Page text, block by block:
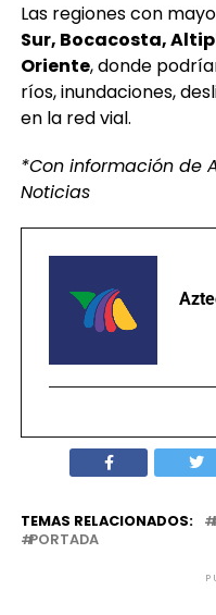
Las regiones con
Sur, Bocacosta,
Oriente, donde
ríos, inundaciones,
en la red vial.
*Con información de
Noticias
TEMAS RELACIONADOS:
PORTADA